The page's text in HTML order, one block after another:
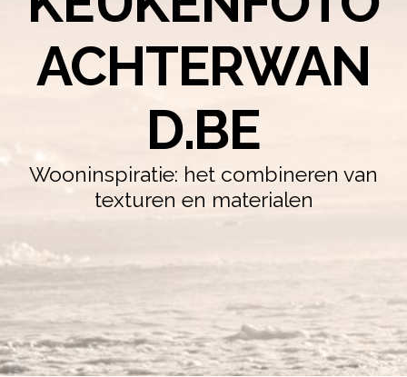
ACHTERWAN
D.BE
Wooninspiratie: het combineren van
texturen en materialen